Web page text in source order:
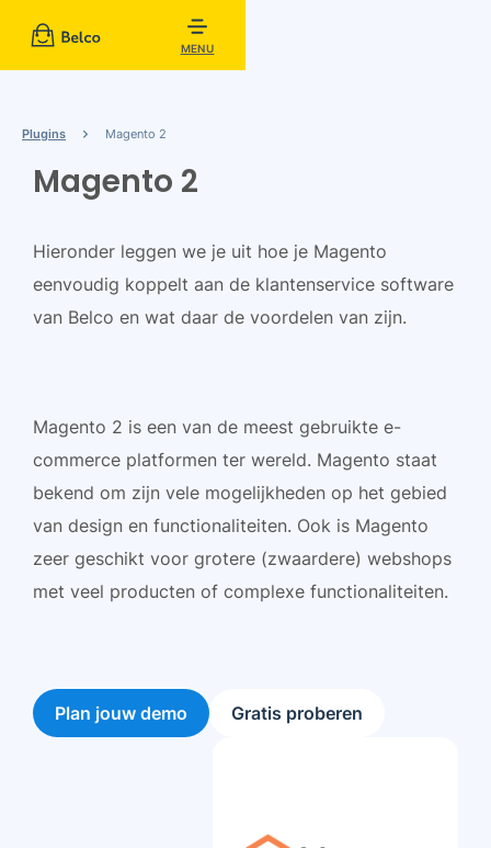
MENU
Plugins Magento 2
Magento 2
Hieronder leggen we je uit hoe je Magento
eenvoudig koppelt aan de klantenservice software
van Belco en wat daar de voordelen van zijn.
Magento 2 is een van de meest gebruikte e-
commerce platformen ter wereld. Magento staat
bekend om zijn vele mogelijkheden op het gebied
van design en functionaliteiten. Ook is Magento
zeer geschikt voor grotere (zwaardere) webshops
met veel producten of complexe functionaliteiten.
Plan jouw demo Gratis proberen